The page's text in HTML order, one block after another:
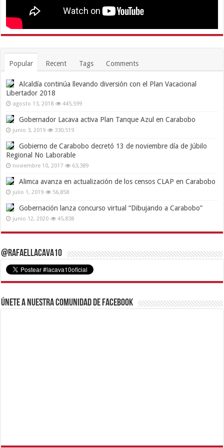
Popular Recent Tags Comments
Alcaldía continúa llevando diversión con el Plan Vacacional
Libertador 2018
agosto 13, 2018 445,599
Gobernador Lacava activa Plan Tanque Azul en Carabobo
junio 3, 2019 330,519
Gobierno de Carabobo decretó 13 de noviembre día de Júbilo
Regional No Laborable
noviembre 10, 2017 63,389
Alimca avanza en actualización de los censos CLAP en Carabobo
julio 1, 2019 56,858
Gobernación lanza concurso virtual “Dibujando a Carabobo”
junio 12, 2020 45,838
@RafaelLacava10
Únete a nuestra comunidad de Facebook